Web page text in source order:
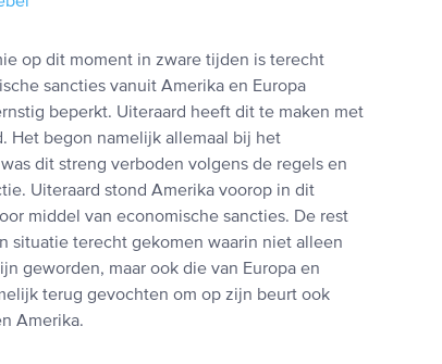
op dit moment in zware tijden is terecht
sancties vanuit Amerika en Europa
beperkt. Uiteraard heeft dit te maken met
Het begon namelijk allemaal bij het
dit streng verboden volgens de regels en
Uiteraard stond Amerika voorop in dit
middel van economische sancties. De rest
situatie terecht gekomen waarin niet alleen
geworden, maar ook die van Europa en
terug gevochten om op zijn beurt ook
Amerika.